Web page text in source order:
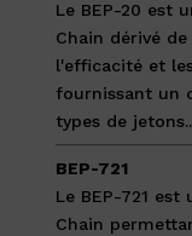
Le BEP-20 est
Chain dérivé
l'efficacité et
fournissant un
types de
BEP-721
Le BEP-721
Chain